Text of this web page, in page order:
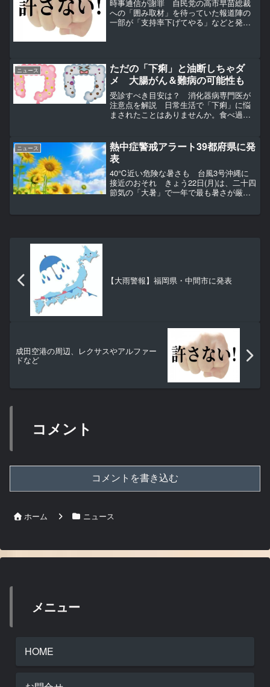
時事通信が謝罪 自民党の高市早苗総裁
への「囲み取材」を待っていた報道陣の
一部が「支持率下げてやる」などと発言
報道陣の声をマイクが...
ニュース
ただの「下痢」と油断しちゃダ
メ 大腸がん＆難病の可能性も
受診すべき目安は？ 消化器病専門医が
注意点を解説 日常生活で「下痢」に悩
まされたことはありませんか。食べ過ぎ
まま起きることもあります。【要注意】
うそでしょ…？ 実は「中...
ニュース
熱中症警戒アラート39都府県に発
表
40℃近い危険な暑さも 台風3号沖縄に
接近のおそれ きょう22日(月)は、二十四
節気の「大暑」で一年で最も暑さが厳し
【大雨警報】福岡県・中間市に発表
成田空港の周辺、レクサスやアルファー
ドなど
コメント
コメントを書き込む
ホーム ニュース
メニュー
HOME